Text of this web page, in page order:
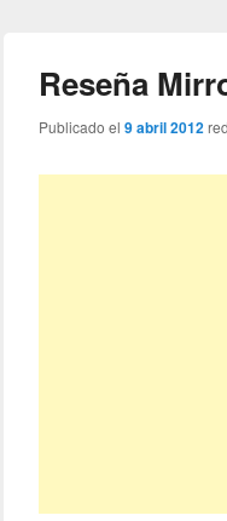
Reseña
Publicado el9 abril 2012